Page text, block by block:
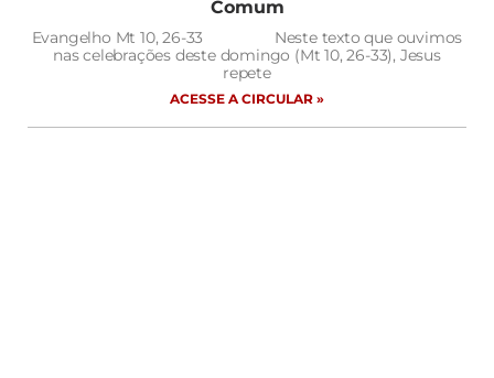
Comum
Evangelho Mt 10, 26-33 Neste texto que ouvimos
nas celebrações deste domingo (Mt 10, 26-33), Jesus
repete
ACESSE A CIRCULAR »